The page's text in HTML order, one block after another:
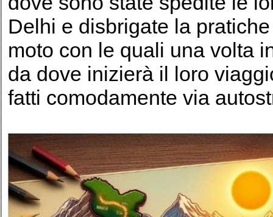
Delhi e disbrigate la
moto con le quali una volta
da dove inizierà il loro
fatti comodamente via